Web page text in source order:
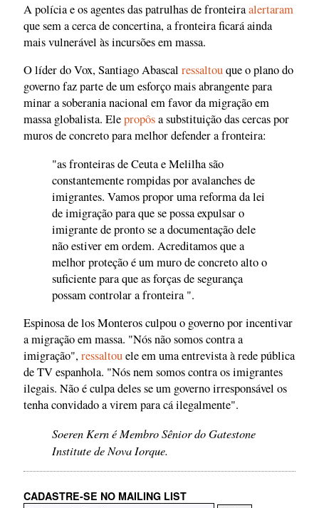
A polícia e os agentes das patrulhas de fronteiraalertaram
que sem a cerca de concertina, a fronteira ficará ainda
mais vulnerável às incursões em massa.
O líder do Vox, Santiago Abascal ressaltouque o plano do
governo faz parte de um esforço mais abrangente para
minar a soberania nacional em favor da migração em
massa globalista. Elepropôsa substituição das cercas por
muros de concreto para melhor defender a fronteira:
"as fronteiras de Ceuta e Melilha são
constantemente rompidas por avalanches de
imigrantes. Vamos propor uma reforma da lei
de imigração para que se possa expulsar o
imigrante de pronto se a documentação dele
não estiver em ordem. Acreditamos que a
melhor proteção é um muro de concreto alto o
suficiente para que as forças de segurança
possam controlar a fronteira ".
Espinosa de los Monteros culpou o governo por incentivar
a migração em massa. "Nós não somos contra a
imigração",ressaltouele em uma entrevista à rede pública
de TV espanhola. "Nós nem somos contra os imigrantes
ilegais. Não é culpa deles se um governo irresponsável os
tenha convidado a virem para cá ilegalmente".
Soeren Kern é Membro Sênior do Gatestone
Institute de Nova Iorque.
CADASTRE-SE NO MAILING LIST